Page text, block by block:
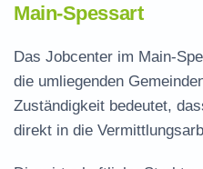
Main-Spessart
Das Jobcenter im Main-
die umliegenden
Zuständigkeit bedeutet,
direkt in die